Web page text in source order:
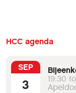
HCC agenda
SEP
3
19:30